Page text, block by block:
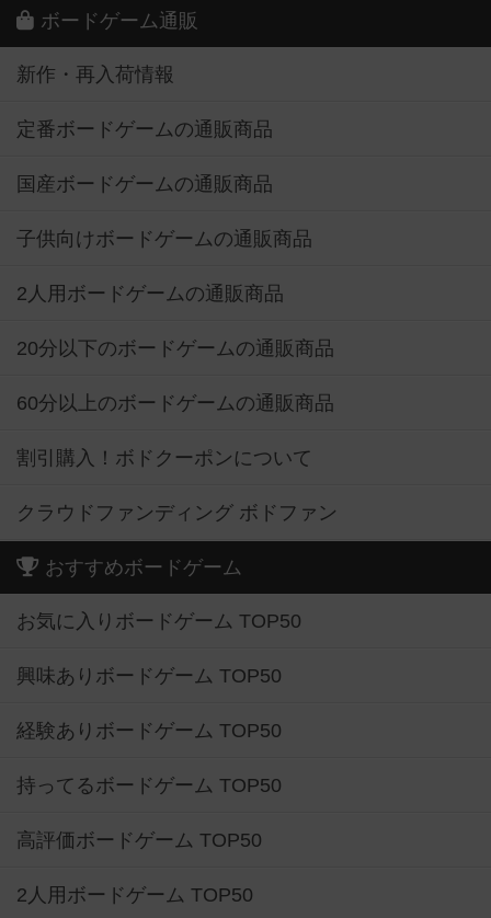
ボードゲーム通販
新作・再入荷情報
定番ボードゲームの通販商品
国産ボードゲームの通販商品
子供向けボードゲームの通販商品
2人用ボードゲームの通販商品
20分以下のボードゲームの通販商品
60分以上のボードゲームの通販商品
割引購入！ボドクーポンについて
クラウドファンディング ボドファン
おすすめボードゲーム
お気に入りボードゲーム TOP50
興味ありボードゲーム TOP50
経験ありボードゲーム TOP50
持ってるボードゲーム TOP50
高評価ボードゲーム TOP50
2人用ボードゲーム TOP50